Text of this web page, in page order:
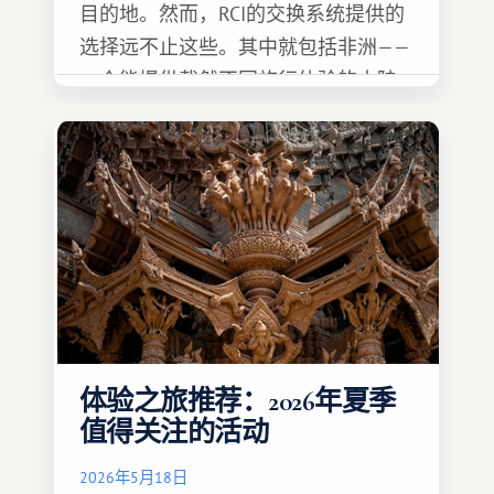
目的地。然而，RCI的交换系统提供的
选择远不止这些。其中就包括非洲——
一个能提供截然不同旅行体验的大陆。
体验之旅推荐：2026年夏季
值得关注的活动
2026年5月18日